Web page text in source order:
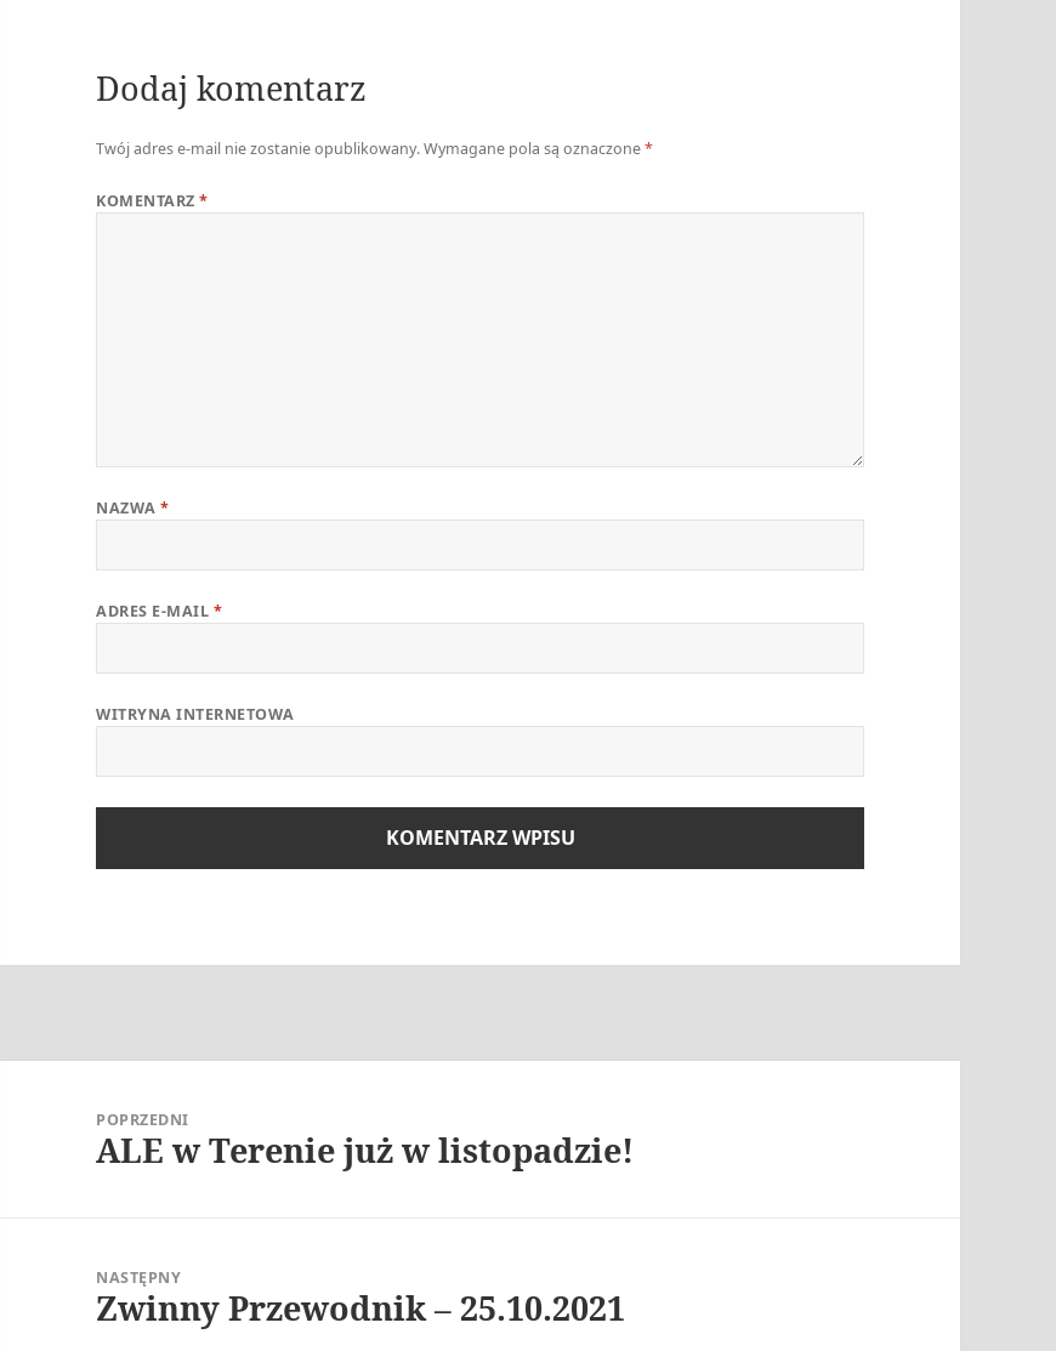
Dodaj komentarz
Twój adres e-mail nie zostanie opublikowany.Wymagane pola są oznaczone*
KOMENTARZ*
NAZWA*
ADRES E-MAIL *
WITRYNA INTERNETOWA
POPRZEDNI
Poprzedni
ALE w Terenie już w listopadzie!
NASTĘPNY
Następny
Zwinny Przewodnik – 25.10.2021